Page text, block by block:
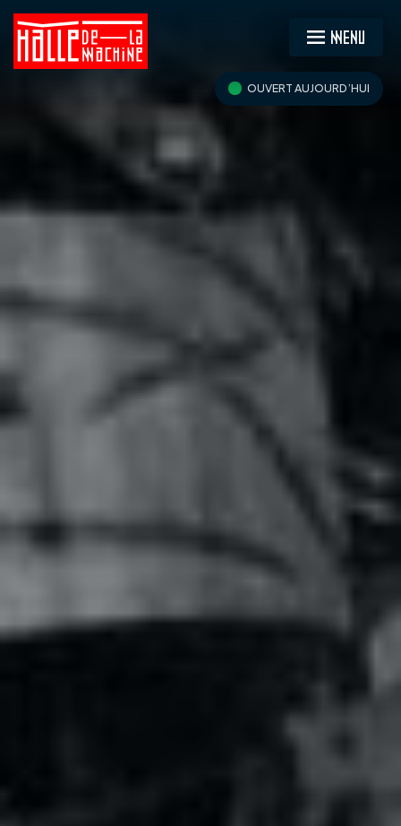
OUVERT AUJOURD’HUI
MENU